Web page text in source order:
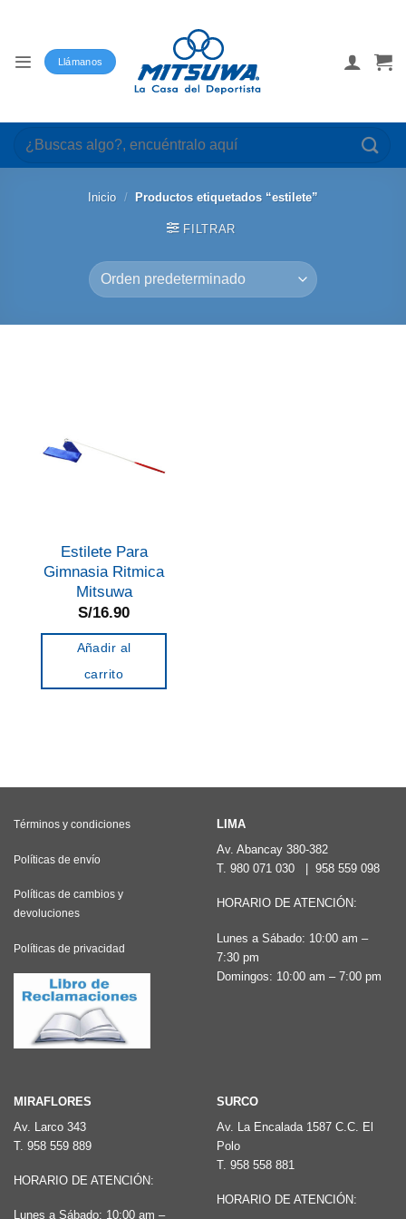
Llámanos
Buscar
por:
Inicio / Productos etiquetados “estilete”
FILTRAR
Estilete Para
Gimnasia Ritmica
Mitsuwa
S/16.90
Añadir al
carrito
Términos y condiciones
Políticas de envío
Políticas de cambios y
devoluciones
Políticas de privacidad
LIMA
Av. Abancay 380-382
T. 980 071 030 958 559 098
HORARIO DE ATENCIÓN:
Lunes a Sábado: 10:00 am –
7:30 pm
Domingos: 10:00 am – 7:00 pm
MIRAFLORES
Av. Larco 343
T. 958 559 889
HORARIO DE ATENCIÓN:
Lunes a Sábado: 10:00 am –
SURCO
Av. La Encalada 1587 C.C. El
Polo
T. 958 558 881
HORARIO DE ATENCIÓN: